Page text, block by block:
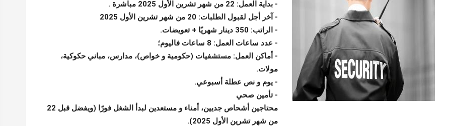
- بداية العمل: 22 من شهر تشرين الأول 2025 مباشرة .
- آخر أجل لقبول الطلبات: 20 من شهر تشرين الأول 2025
- الراتب: 350 دينار شهريًا + تعويضات.
- عدد ساعات العمل: 8 ساعات فاليوم؛
- أماكن العمل: مستشفيات (حكومية و خواص)، مدارس، مباني حكوكية،
مولات.
- يوم و نص عطلة أسبوعي.
- تأمين صحي
محتاجين أشحاص جديين، أمناء و مستعدين لبدأ الشغل فورًا (ويفضل قبل 22
من شهر تشرين الأول 2025).